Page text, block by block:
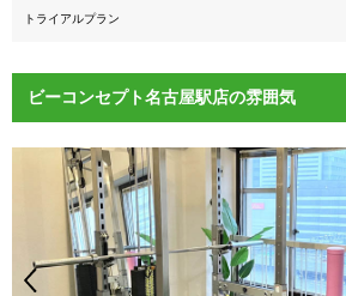
トライアルプラン
ビーコンセプト名古屋駅店の雰囲気